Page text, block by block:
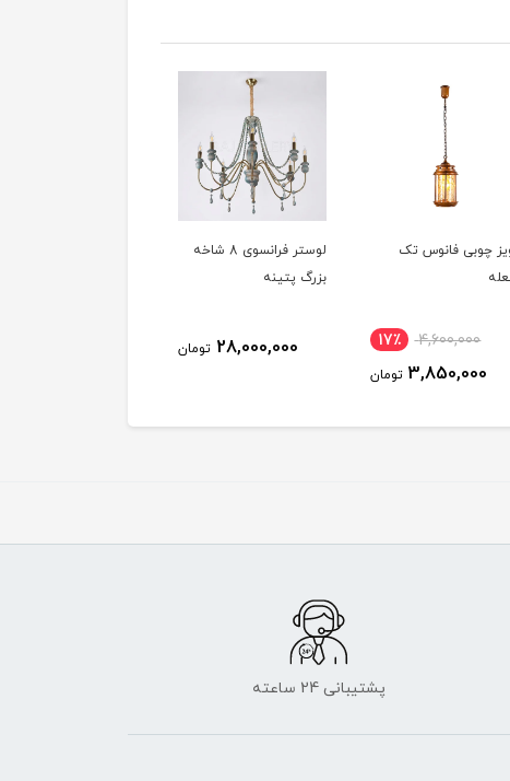
چوبی فانوس تک
4,600,000 17٪
3,850,000 تومان
لوستر فرانسوی 8 شاخه
بزرگ پتینه
28,000,000 تومان
پشتیبانی 24 ساعته